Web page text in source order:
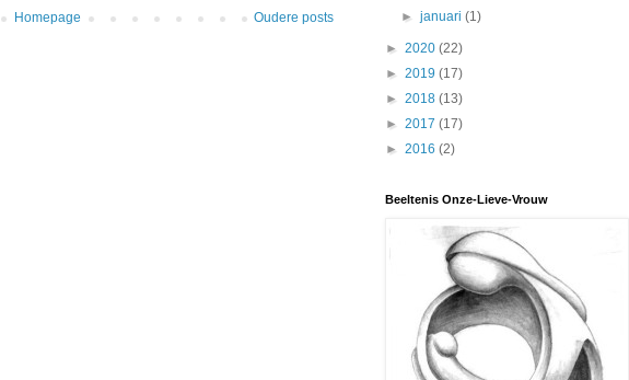
Oudere posts
Homepage
►januari(1)
► 2020 (22)
► 2019 (17)
► 2018 (13)
► 2017 (17)
► 2016 (2)
Beeltenis Onze-Lieve-Vrouw